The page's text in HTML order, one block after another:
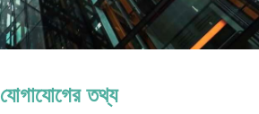
যোগাযোগের তথ্য